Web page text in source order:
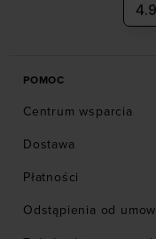
4.9
POMOC
Centrum wsparcia
Dostawa
Płatności
Odstąpienia od